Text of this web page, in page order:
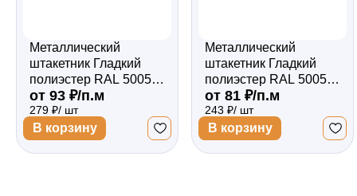
Металлический
штакетник Гладкий
полиэстер RAL 5005
(Синий) 3000*100*0,5
односторонний
Прямой
от 93 ₽/п.м
279 ₽/ шт
В корзину
Металлический
штакетник Гладкий
полиэстер RAL 5005
(Синий) 3000*100*0,4
односторонний
Прямой
от 81 ₽/п.м
243 ₽/ шт
В корзину